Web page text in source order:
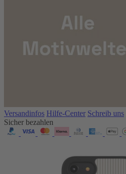
Versandinfos Hilfe-Center Schreib uns
Sicher bezahlen